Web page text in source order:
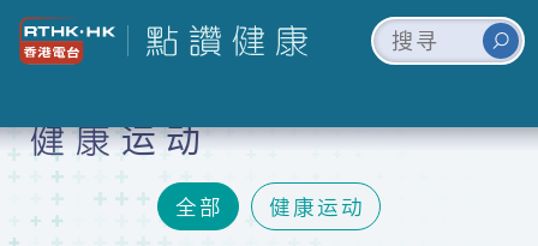
健康运动
全部 健康运动